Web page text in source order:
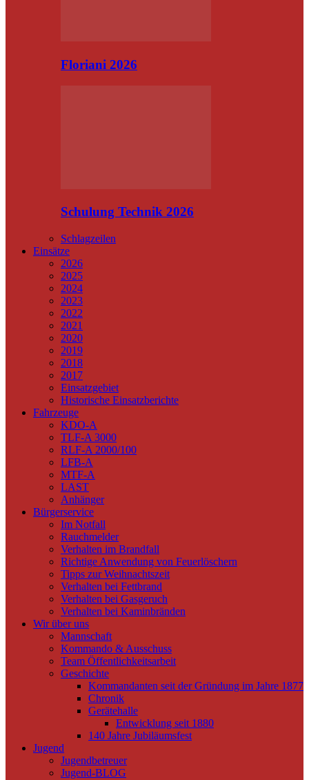
Floriani 2026
Schulung Technik 2026
Schlagzeilen
Einsätze
2026
2025
2024
2023
2022
2021
2020
2019
2018
2017
Einsatzgebiet
Historische Einsatzberichte
Fahrzeuge
KDO-A
TLF-A 3000
RLF-A 2000/100
LFB-A
MTF-A
LAST
Anhänger
Bürgerservice
Im Notfall
Rauchmelder
Verhalten im Brandfall
Richtige Anwendung von Feuerlöschern
Tipps zur Weihnachtszeit
Verhalten bei Fettbrand
Verhalten bei Gasgeruch
Verhalten bei Kaminbränden
Wir über uns
Mannschaft
Kommando & Ausschuss
Team Öffentlichkeitsarbeit
Geschichte
Kommandanten seit der Gründung im Jahre 1877
Chronik
Gerätehalle
Entwicklung seit 1880
140 Jahre Jubiläumsfest
Jugend
Jugendbetreuer
Jugend-BLOG